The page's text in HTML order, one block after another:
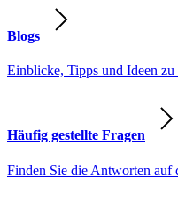
Blogs
Einblicke, Tipps und Ideen
Häufig gestellte Fragen
Finden Sie die Antworten auf